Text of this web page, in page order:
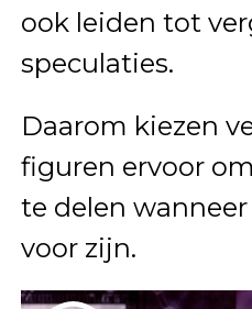
ook leiden tot
speculaties.
Daarom kiezen
figuren ervoor
te delen
voor zijn.